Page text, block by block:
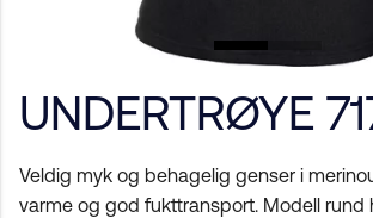
UNDERTRØYE
Veldig myk og behagelig genser i
varme og god fukttransport. Modell rund